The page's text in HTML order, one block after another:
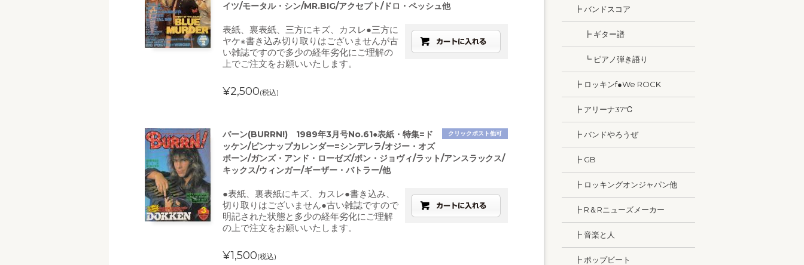
イツ/モータル・シン/MR.BIG/アクセプト/ドロ・ペッシュ他
表紙、裏表紙、三方にキズ、カスレ●三方に
ヤケ※書き込み切り取りはございませんが古
い雑誌ですので多少の経年劣化にご理解の
上でご注文をお願いいたします。
¥2,500(税込)
クリックポスト他可
バーン(BURRN!) 1989年3月号No.61●表紙・特集=ド
ッケン/ピンナップカレンダー=シンデレラ/オジー・オズ
ボーン/ガンズ・アンド・ローゼズ/ボン・ジョヴィ/ラット/アンスラックス/
キックス/ウィンガー/ギーザー・バトラー/他
●表紙、裏表紙にキズ、カスレ●書き込み、
切り取りはございません●古い雑誌ですので
明記された状態と多少の経年劣化にご理解
の上で注文をお願いいたします。
¥1,500(税込)
┣ バンドスコア
┣ ギター譜
┗ ピアノ弾き語り
┣ ロッキンf●We ROCK
┣ アリーナ37℃
┣ バンドやろうぜ
┣ GB
┣ ロッキングオンジャパン他
┣ R＆Rニューズメーカー
┣ 音楽と人
┣ ポップビート